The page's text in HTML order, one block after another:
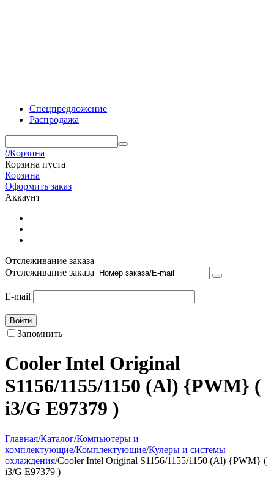
Спецпредложение
Распродажа
0Корзина
Корзина пуста
Корзина
Оформить заказ
Аккаунт
Отслеживание заказа
Отслеживание заказа
E-mail
Войти
Запомнить
Cooler Intel Original
S1156/1155/1150 (Al) {PWM} (
i3/G E97379 )
Главная/Каталог/Компьютеры и
комплектующие/Комплектующие/Кулеры и системы
охлаждения/Cooler Intel Original S1156/1155/1150 (Al) {PWM} (
i3/G E97379 )